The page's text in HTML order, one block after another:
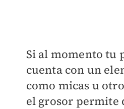
Si al momento tu
cuenta con un
como micas u
el grosor permite